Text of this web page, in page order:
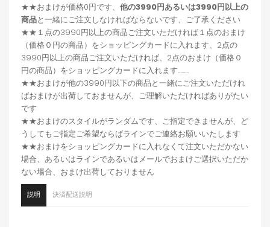
★★おまけが価格0円です、 他の3990円あるいは3990円以上の
商品と一緒にご注文しなければならないです、ご了承ください
★★１点の3990円以上の商品ご注文いただければ１点のおまけ
（価格０円の商品）をショッピングカードに入れます、2点の
3990円以上の商品ご注文いただければ、2点のおまけ（価格０
円の商品）をショッピングカードに入れます.........
★★おまけが他の3990円以下の商品と一緒にご注文いただけれ
ばおまけが出荷しておませんが、ご理解いただければありがたい
です
★★おまけのスタイルがランダムです、ご指定できませんが、ど
うしてもご指定ご希望ならばラインでご連絡お願いいたします
★★おまけをショッピングカードに入れなくて注文いただかない
場合、あるいはラインであるいはメールでおまけご選択いただか
ない場合、おまけ出荷しておりません
説明 決済配送説明